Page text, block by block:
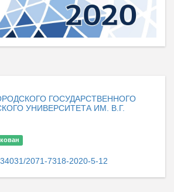
ГОСУДАРСТВЕННОГО
УНИВЕРСИТЕТА ИМ. В.Г.
2071-7318-2020-5-12